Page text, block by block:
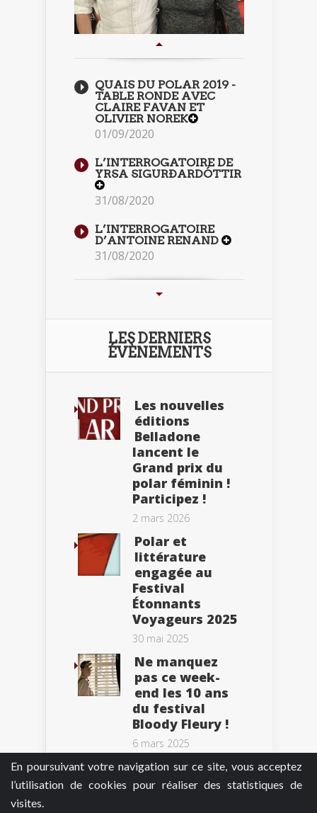
En poursuivant votre navigation sur ce site, vous acceptez
l’utilisation de cookies pour réaliser des statistiques de
visites.
QUAIS DU POLAR 2019 -
TABLE RONDE AVEC
CLAIRE FAVAN ET
OLIVIER NOREK
01/09/2020
L’INTERROGATOIRE DE
YRSA SIGURÐARDÓTTIR
31/08/2020
L’INTERROGATOIRE
D’ANTOINE RENAND
31/08/2020
LES DERNIERS
ÉVÈNEMENTS
Les nouvelles
éditions
Belladone
lancent le
Grand prix du
polar féminin !
Participez !
2 mars 2026
Polar et
littérature
engagée au
Festival
Étonnants
Voyageurs 2025
30 mai 2025
Ne manquez
pas ce week-
end les 10 ans
du festival
Bloody Fleury !
6 mars 2025